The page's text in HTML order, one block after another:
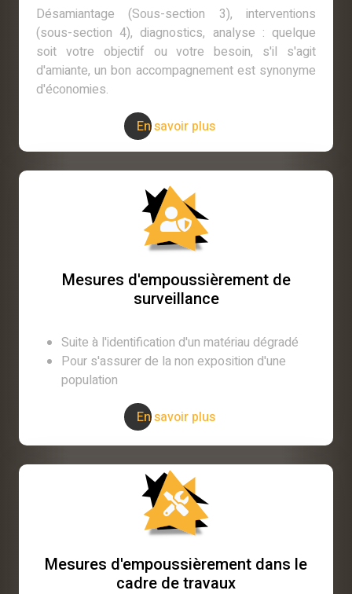
Désamiantage (Sous-section 3), interventions
(sous-section 4), diagnostics, analyse : quelque
soit votre objectif ou votre besoin, s'il s'agit
d'amiante, un bon accompagnement est synonyme
d'économies.
En savoir plus
Mesures d'empoussièrement de
surveillance
Suite à l'identification d'un matériau dégradé
Pour s'assurer de la non exposition d'une
population
En savoir plus
Mesures d'empoussièrement dans le
cadre de travaux